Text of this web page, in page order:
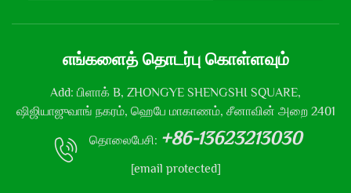
எங்களைத் தொடர்பு கொள்ளவும்
Add: பிளாக் B, ZHONGYE SHENGSHI SQUARE,
ஷிஜியாஜுவாங் நகரம், ஹெபே மாகாணம், சீனாவின் அறை 2401
தொலைபேசி: +86-13623213030
[email protected]